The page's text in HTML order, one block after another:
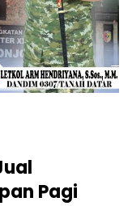
Pagi